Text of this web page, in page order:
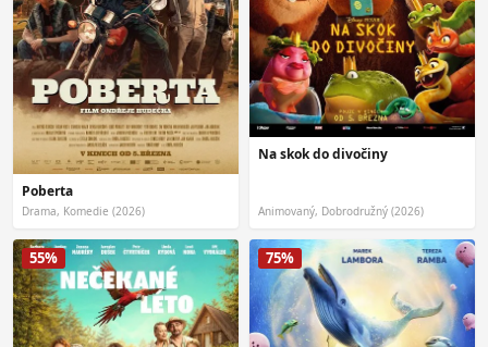
Poberta
Drama, Komedie (2026)
Na skok do divočiny
Animovaný, Dobrodružný (2026)
55% 75%